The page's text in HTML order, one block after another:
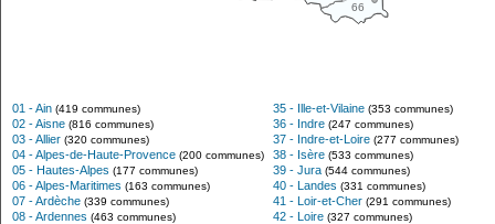
66
01 - Ain (419 communes)
02 - Aisne (816 communes)
03 - Allier (320 communes)
04 - Alpes-de-Haute-Provence (200 communes)
05 - Hautes-Alpes (177 communes)
06 - Alpes-Maritimes (163 communes)
07 - Ardèche (339 communes)
08 - Ardennes (463 communes)
35 - Ille-et-Vilaine (353 communes)
36 - Indre (247 communes)
37 - Indre-et-Loire (277 communes)
38 - Isère (533 communes)
39 - Jura (544 communes)
40 - Landes (331 communes)
41 - Loir-et-Cher (291 communes)
42 - Loire (327 communes)